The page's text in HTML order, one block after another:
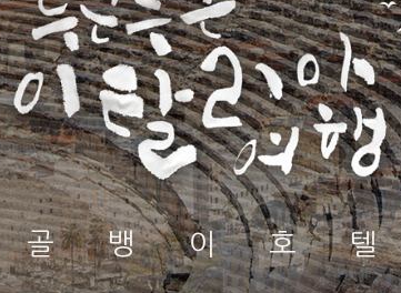
골 뱅 이 호 텔